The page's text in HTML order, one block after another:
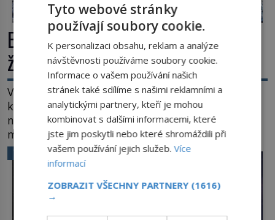
Extrémní podmínky na Zemi: Kde
život přežívá navzdory všemu
Vroucí voda, mráz hluboko pod bodem mrazu,
kyseliny, smrtící tlak i pouště, kde celé roky
nespadne jediná kapka deště. Na první pohled
místa, kde nemůže existovat vůbec nic. Přesto
právě tady vědci objevují organismy, které
posouvají hranice života. Každý nový nález mění
naše představy o tom, co všechno dokáže příroda a
napovídá, kde bychom jednou […]
VĚDA A TECHNIKA
Tyto webové stránky
používají soubory cookie.
K personalizaci obsahu, reklam a analýze
návštěvnosti používáme soubory cookie.
Informace o vašem používání našich
stránek také sdílíme s našimi reklamními a
analytickými partnery, kteří je mohou
kombinovat s dalšími informacemi, které
jste jim poskytli nebo které shromáždili při
vašem používání jejich služeb.Více
informací
ZOBRAZIT VŠECHNY PARTNERY (1616)
→